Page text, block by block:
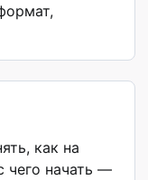
как на
чего начать —